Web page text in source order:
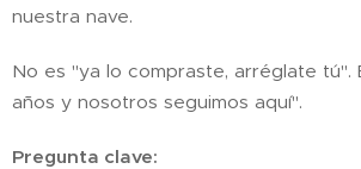
nuestra nave.
No es "ya lo compraste, arréglate tú".
años y nosotros seguimos aquí".
Pregunta clave: